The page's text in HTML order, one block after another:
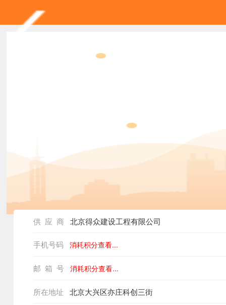
供 应 商 北京得众建设工程有限公司
手机号码 消耗积分查看...
邮 箱 号 消耗积分查看...
所在地址 北京大兴区亦庄科创三街